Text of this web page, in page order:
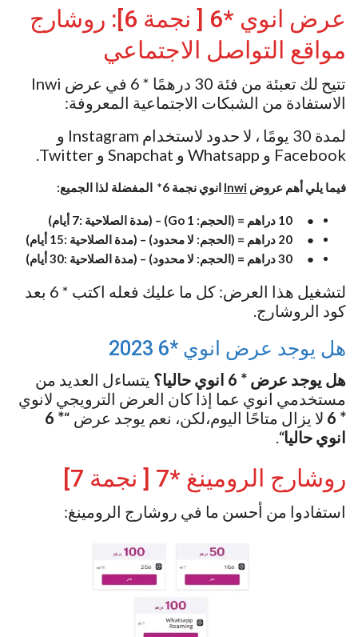
عرض انوي *6 [ نجمة 6]: روشارج
مواقع التواصل الاجتماعي
تتيح لك تعبئة من فئة 30 درهمًا * 6 في عرض Inwi
الاستفادة من الشبكات الاجتماعية المعروفة:
لمدة 30 يومًا ، لا حدود لاستخدام Instagram و
Facebook و Whatsapp و Snapchat و Twitter.
فيما يلي أهم عروض Inwi انوي نجمة 6* المفضلة لذا الجميع:
● 10 دراهم = (الحجم: 1 Go) – (مدة الصلاحية :7 أيام)
● 20 دراهم = (الحجم: لا محدود) – (مدة الصلاحية :15 أيام)
● 30 دراهم = (الحجم: لا محدود) – (مدة الصلاحية :30 أيام)
لتشغيل هذا العرض: كل ما عليك فعله اكتب * 6 بعد
كود الروشارج.
هل يوجد عرض انوي *6 2023
هل يوجد عرض * 6 انوي حاليا؟
يتساءل العديد من
مستخدمي انوي عما إذا كان العرض الترويجي لانوي
* 6
لا يزال متاحًا اليوم،لكن، نعم يوجد عرض “ * 6
انوي حاليا“.
روشارج الرومينغ *7 [ نجمة 7]
استفادوا من أحسن ما في روشارج الرومينغ: